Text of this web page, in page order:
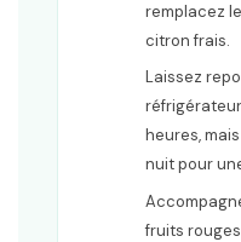
remplacez
citron frais.
Laissez
heures,
nuit pour
fruits